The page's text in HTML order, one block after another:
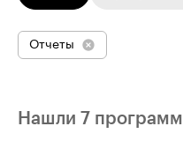
Отчеты
Нашли 7 программ